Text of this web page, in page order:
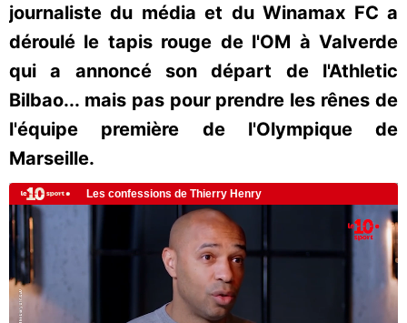
journaliste du média et du Winamax FC a
déroulé le tapis rouge de l'OM à Valverde
qui a annoncé son départ de l'Athletic
Bilbao... mais pas pour prendre les rênes de
l'équipe première de l'Olympique de
Marseille.